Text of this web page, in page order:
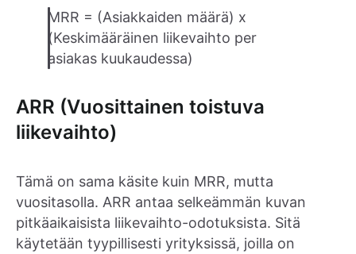
MRR = (Asiakkaiden määrä) x
(Keskimääräinen liikevaihto per
asiakas kuukaudessa)
ARR (Vuosittainen toistuva
liikevaihto)
Tämä on sama käsite kuin MRR, mutta
vuositasolla. ARR antaa selkeämmän kuvan
pitkäaikaisista liikevaihto-odotuksista. Sitä
käytetään tyypillisesti yrityksissä, joilla on